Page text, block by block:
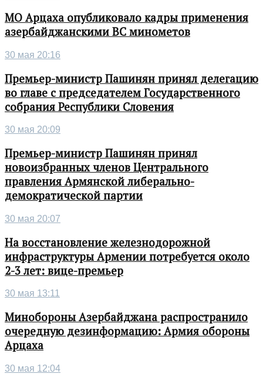
МО Арцаха опубликовало кадры применения
азербайджанскими ВС минометов
30 мая 20:16
Премьер-министр Пашинян принял делегацию
во главе с председателем Государственного
собрания Республики Словения
30 мая 20:09
Премьер-министр Пашинян принял
новоизбранных членов Центрального
правления Армянской либерально-
демократической партии
30 мая 20:07
На восстановление железнодорожной
инфраструктуры Армении потребуется около
2-3 лет: вице-премьер
30 мая 13:11
Минобороны Азербайджана распространило
очередную дезинформацию: Армия обороны
Арцаха
30 мая 12:04